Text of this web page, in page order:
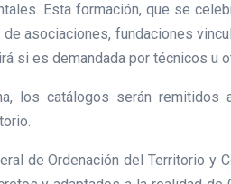
Esta formación, que se
asociaciones, fundaciones
si es demandada por técnicos u
los catálogos serán
de Ordenación del Territorio y